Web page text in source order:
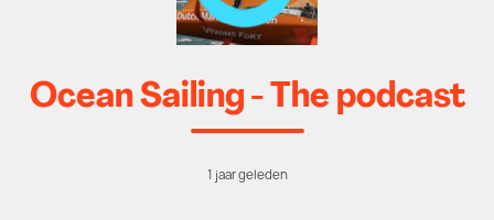
Ocean Sailing - The podcast
1 jaar geleden